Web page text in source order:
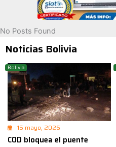
No Posts Found
Noticias Bolivia
Bolivia
15 mayo, 2026
COD bloquea el puente